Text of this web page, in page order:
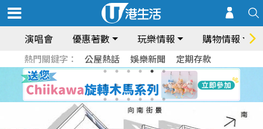
演唱會 優惠著數 玩樂情報 購物情報
熱門關鍵字： 公屋熱話 娛樂新聞 定期存款